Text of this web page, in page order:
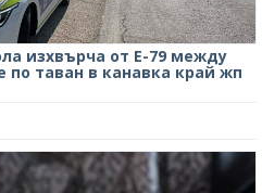
изхвърча от Е-79 между
по таван в канавка край жп